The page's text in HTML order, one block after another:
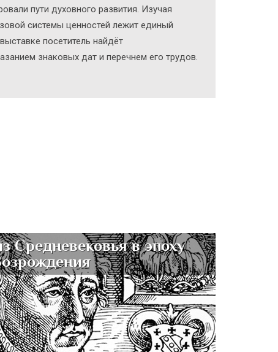
пути духовного развития. Изучая
системы ценностей лежит единый
посетитель найдёт
знаковых дат и перечнем его трудов.
Средневековья в эпоху